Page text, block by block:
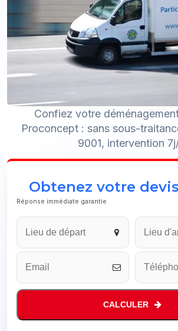
Confiez votre
Proconcept : sans sous-
9001, intervention
Obtenez votre
Réponse immédiate garantie
CALCULER